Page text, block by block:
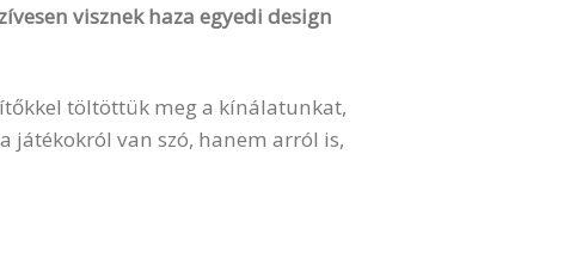
visznek haza egyedi design
töltöttük meg a kínálatunkat,
játékokról van szó, hanem arról is,